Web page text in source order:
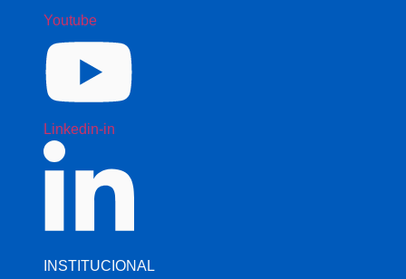
Youtube
Linkedin-in
INSTITUCIONAL